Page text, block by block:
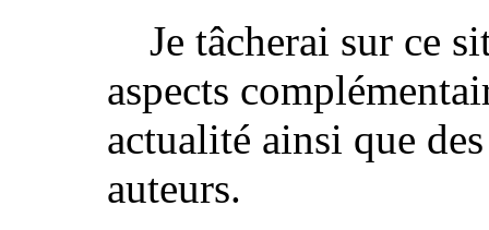
Je tâcherai sur ce
aspects
actualité ainsi que
auteurs.